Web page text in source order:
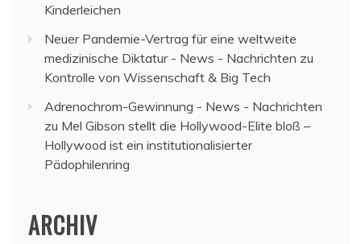
Kinderleichen
Neuer Pandemie-Vertrag für eine weltweite
medizinische Diktatur - News - Nachrichten zu
Kontrolle von Wissenschaft & Big Tech
Adrenochrom-Gewinnung - News - Nachrichten
zu Mel Gibson stellt die Hollywood-Elite bloß –
Hollywood ist ein institutionalisierter
Pädophilenring
ARCHIV